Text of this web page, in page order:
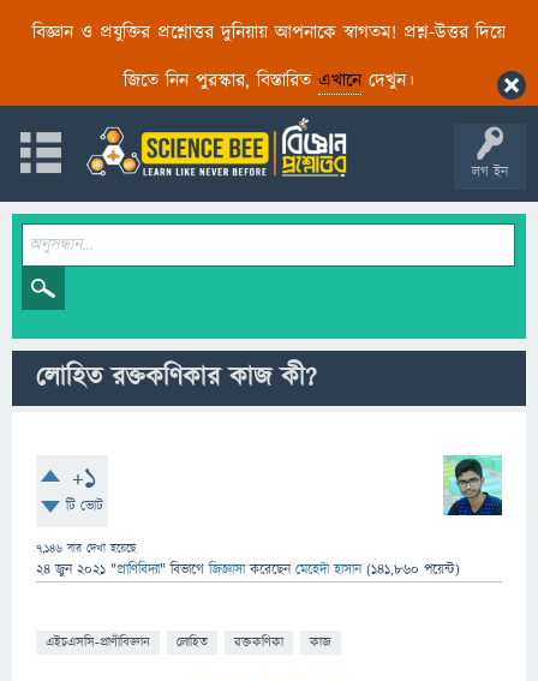
বিজ্ঞান ও প্রযুক্তির প্রশ্নোত্তর দুনিয়ায় আপনাকে স্বাগতম! প্রশ্ন-উত্তর দিয়ে
জিতে নিন পুরস্কার, বিস্তারিত এখানেদেখুন।
লগ ইন
লোহিত রক্তকণিকার কাজ কী?
+1
টি ভোট
7,146 বার দেখা হয়েছে
24 জুন 2021 "প্রাণিবিদ্যা" বিভাগে জিজ্ঞাসাকরেছেনমেহেদী হাসান (141,860 পয়েন্ট)
এইচএসসি-প্রাণীবিজ্ঞান লোহিত রক্তকণিকা কাজ